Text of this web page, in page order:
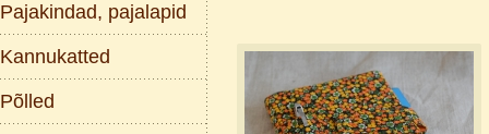
Pajakindad, pajalapid
Kannukatted
Põlled